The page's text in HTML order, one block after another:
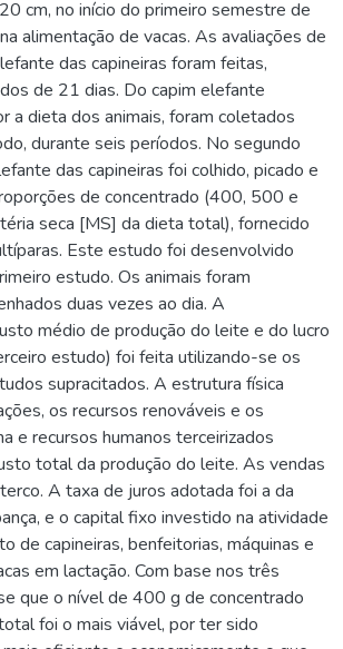
cm, no início do primeiro semestre de
alimentação de vacas. As avaliações de
das capineiras foram feitas,
de 21 dias. Do capim elefante
a dieta dos animais, foram coletados
durante seis períodos. No segundo
das capineiras foi colhido, picado e
de concentrado (400, 500 e
seca [MS] da dieta total), fornecido
Este estudo foi desenvolvido
estudo. Os animais foram
duas vezes ao dia. A
médio de produção do leite e do lucro
estudo) foi feita utilizando-se os
supracitados. A estrutura física
os recursos renováveis e os
e recursos humanos terceirizados
total da produção do leite. As vendas
A taxa de juros adotada foi a da
e o capital fixo investido na atividade
de capineiras, benfeitorias, máquinas e
em lactação. Com base nos três
que o nível de 400 g de concentrado
foi o mais viável, por ter sido